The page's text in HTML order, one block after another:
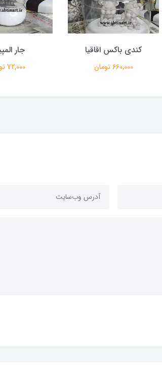
کندی باکس اقاقیا
660,000 تومان
جار
72,000 تومان